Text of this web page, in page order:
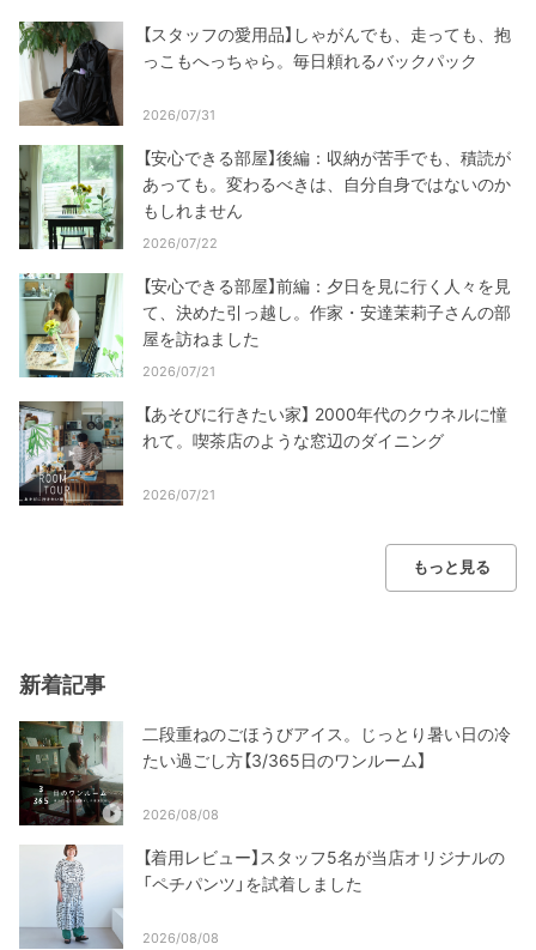
【スタッフの愛用品】しゃがんでも、走っても、抱
っこもへっちゃら。毎日頼れるバックパック
2026/07/31
【安心できる部屋】後編：収納が苦手でも、積読が
あっても。変わるべきは、自分自身ではないのか
もしれません
2026/07/22
【安心できる部屋】前編：夕日を見に行く人々を見
て、決めた引っ越し。作家・安達茉莉子さんの部
屋を訪ねました
2026/07/21
【あそびに行きたい家】 2000年代のクウネルに憧
れて。喫茶店のような窓辺のダイニング
2026/07/21
もっと見る
新着記事
二段重ねのごほうびアイス。じっとり暑い日の冷
たい過ごし方【3/365日のワンルーム】
2026/08/08
【着用レビュー】スタッフ5名が当店オリジナルの
「ペチパンツ」を試着しました
2026/08/08